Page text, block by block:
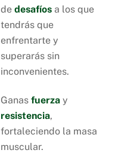
dedesafíos a los que
tendrás que
enfrentarte y
superarás sin
inconvenientes.
Ganasfuerza y
resistencia,
fortaleciendo la masa
muscular.